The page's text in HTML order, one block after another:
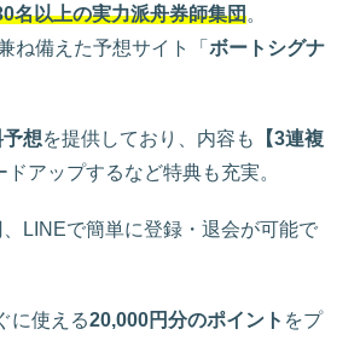
名以上の実力派舟券師集団。
ね備えた予想サイト「 ボートシグナ
想を提供しており、内容も
【3連複
ドアップするなど特典も充実。
LINEで簡単に登録・退会が可能で
に使える20,000円分のポイント をプ